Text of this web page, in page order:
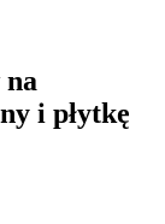
na
i płytkę